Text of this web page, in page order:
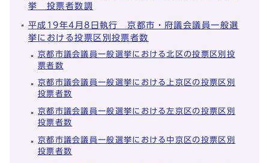
挙 投票者数調
平成19年4月8日執行 京都市・府議会議員一般選
挙における投票区別投票者数
京都市議会議員一般選挙における北区の投票区別投
票者数
京都市議会議員一般選挙における上京区の投票区別
投票者数
京都市議会議員一般選挙における左京区の投票区別
投票者数
京都市議会議員一般選挙における中京区の投票区別
投票者数